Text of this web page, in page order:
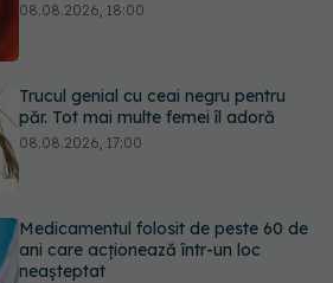
08.08.2026, 17:00
Medicamentul folosit de peste 60 de
ani care acționează într-un loc
neașteptat
Transpirații nocturne: semnul ignorat
care poate ascunde probleme
serioase de sănătate